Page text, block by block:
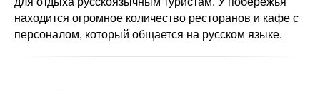
находится огромное количество ресторанов и кафе с
персоналом, который общается на русском языке.